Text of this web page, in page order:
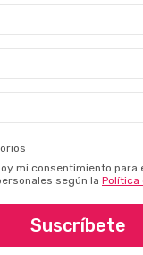
mi consentimiento
según la Política
Suscríbete